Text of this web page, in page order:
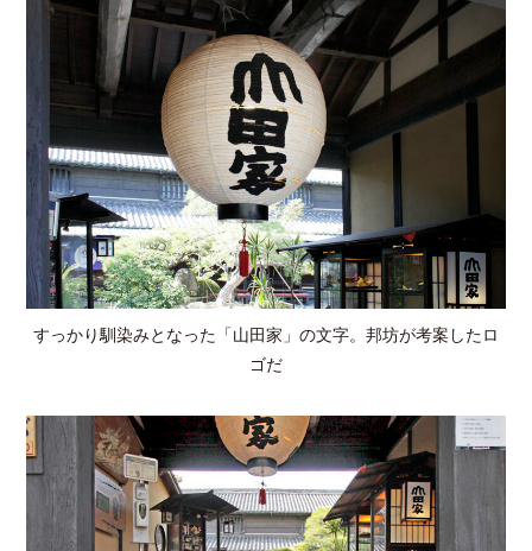
すっかり馴染みとなった「山田家」の文字。邦坊が考案したロ
ゴだ